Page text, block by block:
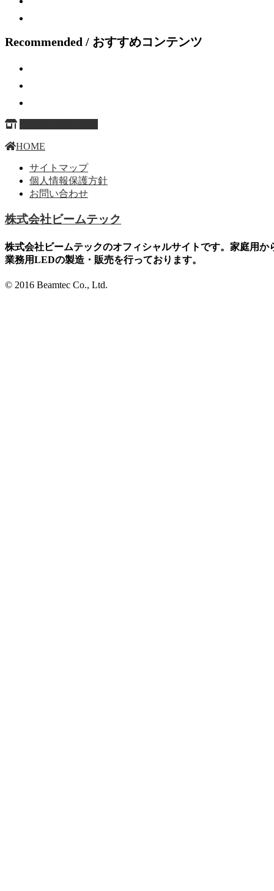
Recommended / おすすめコンテンツ
HOME
サイトマップ
個人情報保護方針
お問い合わせ
株式会社ビームテック
株式会社ビームテックのオフィシャルサイトです。家庭用か
業務用LEDの製造・販売を行っております。
© 2016 Beamtec Co., Ltd.